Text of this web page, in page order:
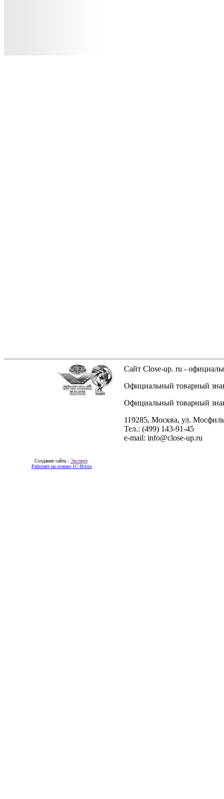
Сайт Close-up. ru -
Официальный товарный
Официальный товарный
119285, Москва, ул.
Тел.: (499) 143-91-45
e-mail: info@close-up.ru
Создание сайта - Эксперт.
Работает на основе 1C-Bitrix